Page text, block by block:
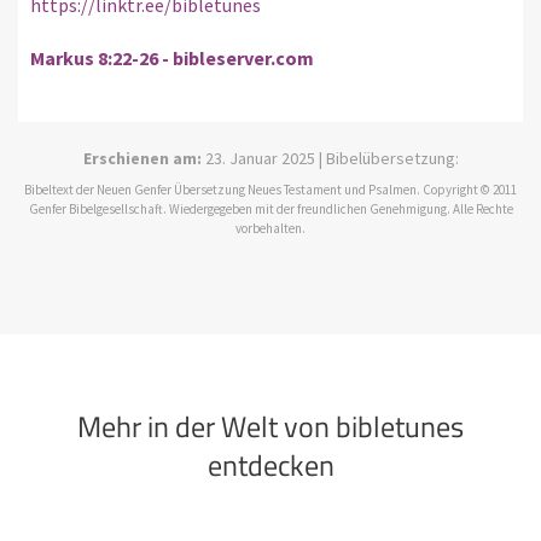
Markus 8:22-26 - bibleserver.com
Erschienen am: 23. Januar 2025 | Bibelübersetzung:
Bibeltext der Neuen Genfer Übersetzung Neues Testament und Psalmen. Copyright © 2011
Genfer Bibelgesellschaft. Wiedergegeben mit der freundlichen Genehmigung. Alle Rechte
vorbehalten.
Mehr in der Welt von bibletunes
entdecken